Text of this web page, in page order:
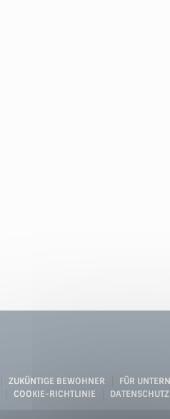
ZUKÜNTIGE BEWOHNER
FÜR
COOKIE-RICHTLINIE